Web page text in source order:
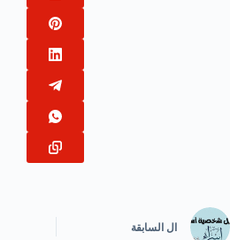
ال السابقة